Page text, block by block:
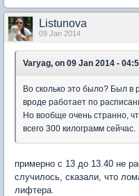
Listunova
09 Jan 2014
Varyag, on 09 Jan 2014 -
Во сколько это было? Был в
вроде работает по
Но вообще очень странно,
всего 300 килограмм сейчас.
примерно с 13 до 13.40 не
случилось, сказали, что
лифтера.